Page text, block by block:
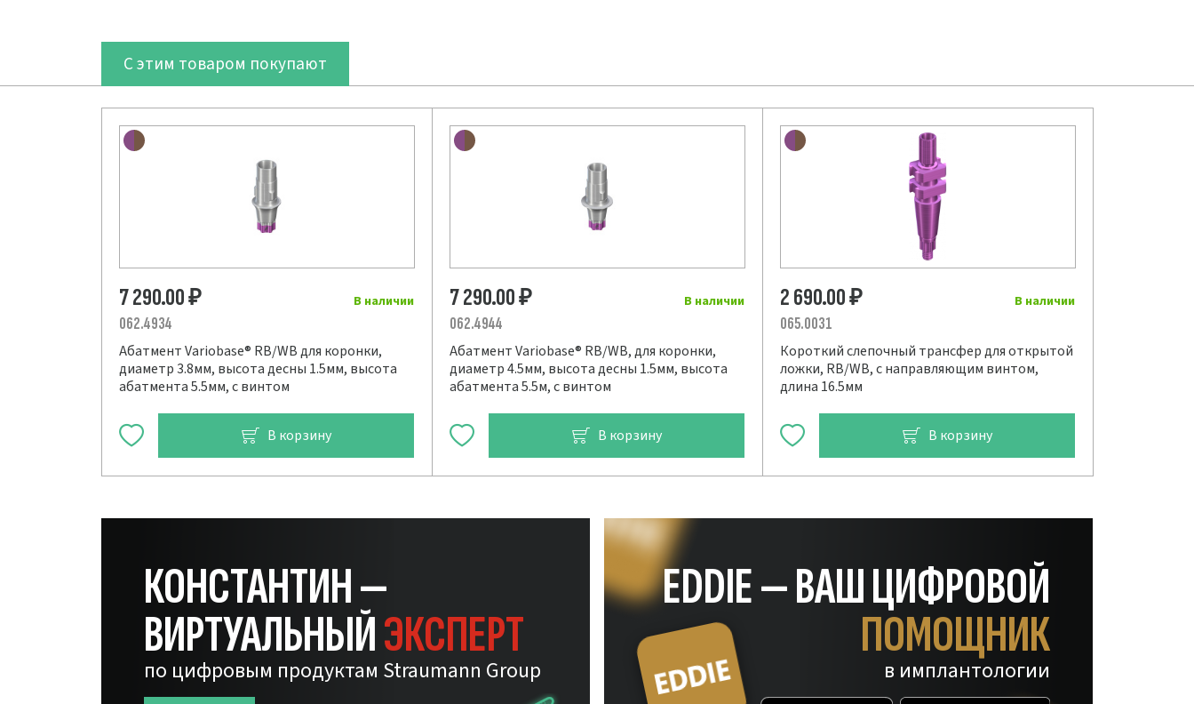
С этим товаром покупают
В наличии
7 290.00₽
062.4934
Абатмент Variobase® RB/WB для коронки,
диаметр 3.8мм, высота десны 1.5мм, высота
абатмента 5.5мм, с винтом
В корзину
В наличии
7 290.00₽
062.4944
Абатмент Variobase® RB/WB, для коронки,
диаметр 4.5мм, высота десны 1.5мм, высота
абатмента 5.5м, с винтом
В корзину
В наличии
2 690.00₽
065.0031
Короткий слепочный трансфер для открытой
ложки, RB/WB, с направляющим винтом,
длина 16.5мм
В корзину
КОНСТАНТИН —
ВИРТУАЛЬНЫЙЭКСПЕРТ
по цифровым продуктам Straumann Group
EDDIE — ВАШ ЦИФРОВОЙ
ПОМОЩНИК
в имплантологии